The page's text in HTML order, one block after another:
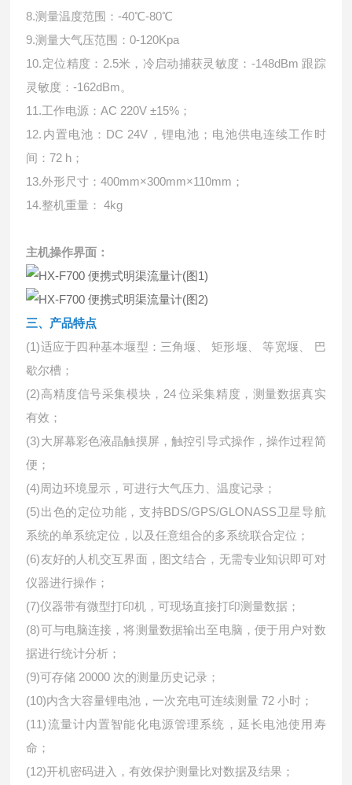
8.测量温度范围：-40℃-80℃
9.测量大气压范围：0-120Kpa
10.定位精度：2.5米，冷启动捕获灵敏度：-148dBm 跟踪
灵敏度：-162dBm。
11.工作电源：AC 220V ±15%；
12.内置电池：DC 24V，锂电池；电池供电连续工作时
间：72 h；
13.外形尺寸：400mm×300mm×110mm；
14.整机重量： 4kg
主机操作界面：
三、产品特点
(1)适应于四种基本堰型：三角堰、 矩形堰、 等宽堰、 巴
歇尔槽；
(2)高精度信号采集模块，24 位采集精度，测量数据真实
有效；
(3)大屏幕彩色液晶触摸屏，触控引导式操作，操作过程简
便；
(4)周边环境显示，可进行大气压力、温度记录；
(5)出色的定位功能，支持BDS/GPS/GLONASS卫星导航
系统的单系统定位，以及任意组合的多系统联合定位；
(6)友好的人机交互界面，图文结合，无需专业知识即可对
仪器进行操作；
(7)仪器带有微型打印机，可现场直接打印测量数据；
(8)可与电脑连接，将测量数据输出至电脑，便于用户对数
据进行统计分析；
(9)可存储 20000 次的测量历史记录；
(10)内含大容量锂电池，一次充电可连续测量 72 小时；
(11)流量计内置智能化电源管理系统，延长电池使用寿
命；
(12)开机密码进入，有效保护测量比对数据及结果；